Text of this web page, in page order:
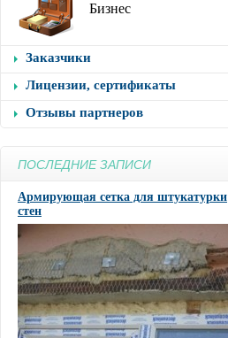
Бизнес
Заказчики
Лицензии, сертификаты
Отзывы партнеров
ПОСЛЕДНИЕ ЗАПИСИ
Армирующая сетка для штукатурки
стен